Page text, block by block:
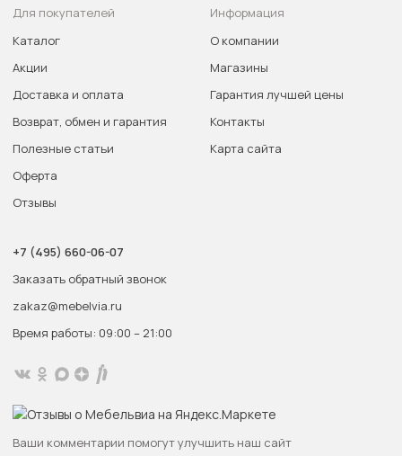
Для покупателей
Каталог
Акции
Доставка и оплата
Возврат, обмен и гарантия
Полезные статьи
Оферта
Отзывы
Информация
О компании
Магазины
Гарантия лучшей цены
Контакты
Карта сайта
+7 (495) 660-06-07
Заказать обратный звонок
zakaz@mebelvia.ru
Время работы: 09:00 – 21:00
Ваши комментарии помогут улучшить наш сайт